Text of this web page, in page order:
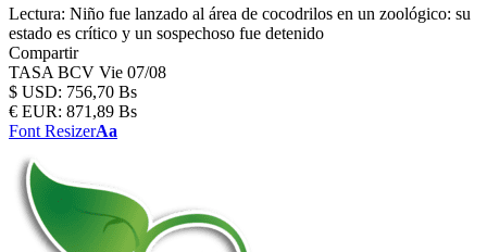
Lectura: Niño fue lanzado al área de cocodrilos en un zoológico: su
estado es crítico y un sospechoso fue detenido
Compartir
TASA BCV Vie 07/08
$ USD: 756,70 Bs
€ EUR: 871,89 Bs
Font ResizerAa